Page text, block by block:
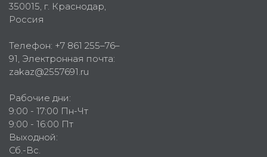
350015, г. Краснодар,
Россия
Телефон: +7 861 255–76–
91, Электронная почта:
zakaz@2557691.ru
Рабочие дни:
9:00 - 17:00 Пн-Чт
9:00 - 16:00 Пт
Выходной:
Сб.-Вс.